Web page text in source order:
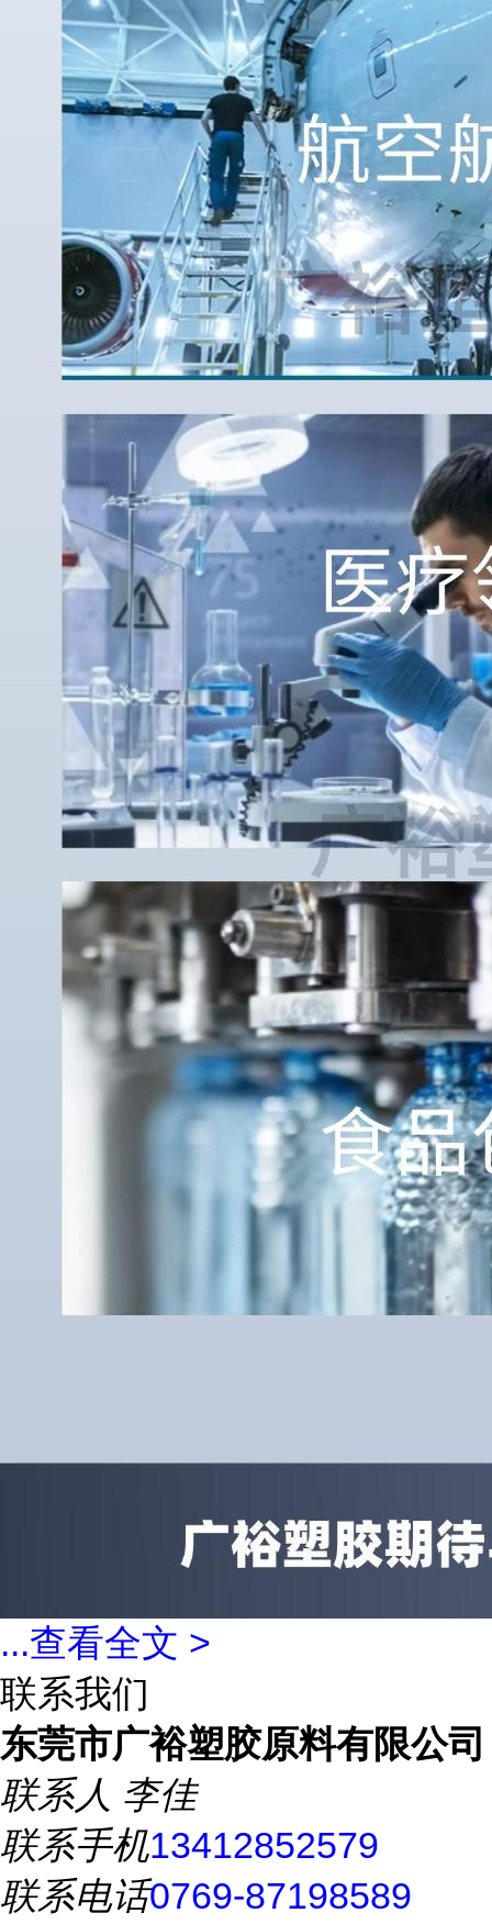
...查看全文 >
联系我们
东莞市广裕塑胶原料有限公司
联系人 李佳
联系手机13412852579
联系电话0769-87198589